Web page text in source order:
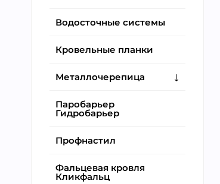
Водосточные системы
Кровельные планки
Металлочерепица
Паробарьер
Гидробарьер
Профнастил
Фальцевая кровля
Кликфальц